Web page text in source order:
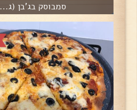
סמבוסק בג'בן (ג...